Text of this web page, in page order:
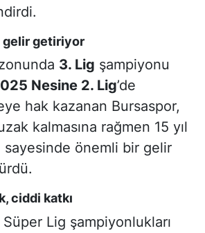
gelir getiriyor
3. Lig şampiyonu
Nesine 2. Lig’de
hak kazanan Bursaspor,
kalmasına rağmen 15 yıl
sayesinde önemli bir gelir
ciddi katkı
Lig şampiyonlukları